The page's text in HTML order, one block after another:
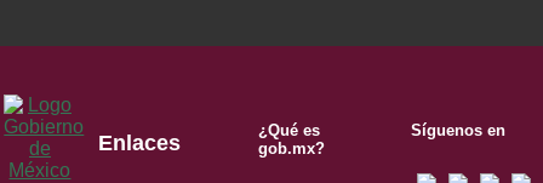
Enlaces
¿Qué es
gob.mx?
Síguenos en